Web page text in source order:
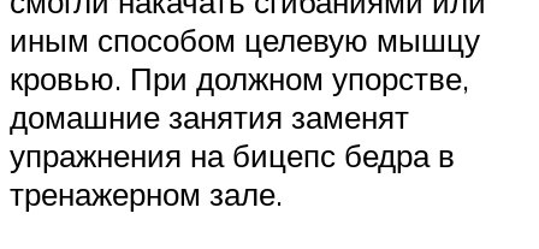
иным способом целевую мышцу
кровью. При должном упорстве,
домашние занятия заменят
упражнения на бицепс бедра в
тренажерном зале.